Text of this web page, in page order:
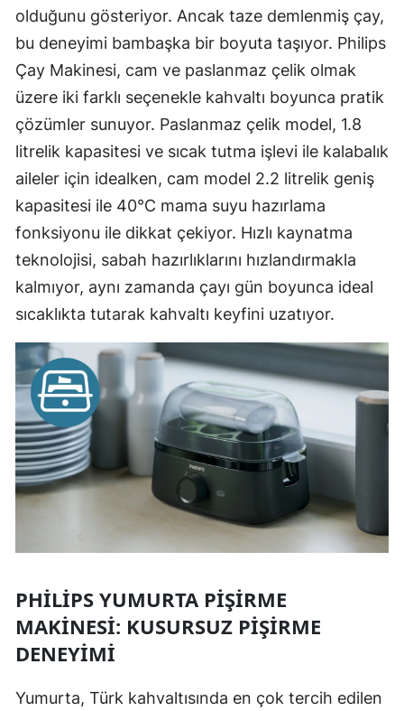
olduğunu gösteriyor. Ancak taze demlenmiş çay,
bu deneyimi bambaşka bir boyuta taşıyor. Philips
Çay Makinesi, cam ve paslanmaz çelik olmak
üzere iki farklı seçenekle kahvaltı boyunca pratik
çözümler sunuyor. Paslanmaz çelik model, 1.8
litrelik kapasitesi ve sıcak tutma işlevi ile kalabalık
aileler için idealken, cam model 2.2 litrelik geniş
kapasitesi ile 40°C mama suyu hazırlama
fonksiyonu ile dikkat çekiyor. Hızlı kaynatma
teknolojisi, sabah hazırlıklarını hızlandırmakla
kalmıyor, aynı zamanda çayı gün boyunca ideal
sıcaklıkta tutarak kahvaltı keyfini uzatıyor.
PHILIPS YUMURTA PIŞIRME
MAKINESI: KUSURSUZ PIŞIRME
DENEYIMI
Yumurta, Türk kahvaltısında en çok tercih edilen